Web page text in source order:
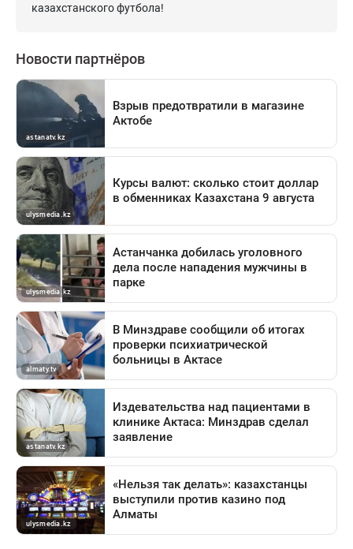
казахстанского футбола!